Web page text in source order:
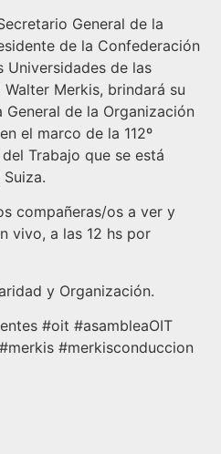
General de la
de la Confederación
Universidades de las
Merkis, brindará su
de la Organización
el marco de la 112º
Trabajo que se está
compañeras/os a ver y
vivo, a las 12 hs por
y Organización.
#oit #asambleaOIT
#merkisconduccion